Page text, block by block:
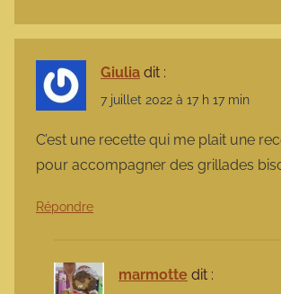
Giulia dit :
7 juillet 2022 à 17 h 17 min
C’est une recette qui me plait une
pour accompagner des grillades
Répondre
marmotte dit :